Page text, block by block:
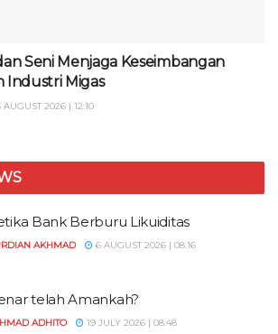
Seni Menjaga Keseimbangan
Industri Migas
AUGUST 2026 | 12:10
Bank Berburu Likuiditas
AKHMAD 6 AUGUST 2026 | 08:16
telah Amankah?
ADHITO 19 JULY 2026 | 08:48